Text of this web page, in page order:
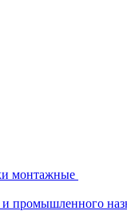
монтажные
и промышленного